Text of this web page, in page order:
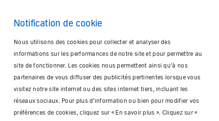
Notification de cookie
Nous utilisons des cookies pour collecter et analyser des
informations sur les performances de notre site et pour permettre au
site de fonctionner. Les cookies nous permettent ainsi qu’à nos
partenaires de vous diffuser des publicités pertinentes lorsque vous
visitez notre site internet ou des sites internet tiers, incluant les
réseaux sociaux. Pour plus d’information ou bien pour modifier vos
préférences de cookies, cliquez sur « En savoir plus ». Cliquez sur «